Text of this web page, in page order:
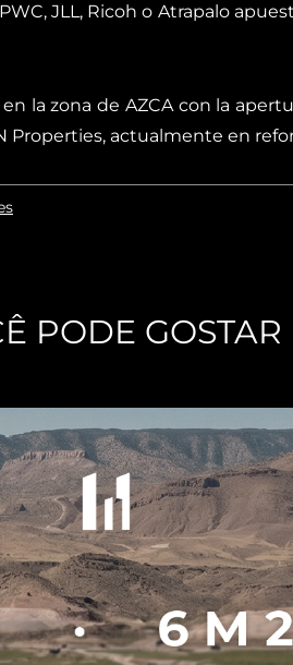
JLL, Ricoh o Atrapalo
la zona de AZCA con la
Properties, actualmente en
PODE GOSTAR